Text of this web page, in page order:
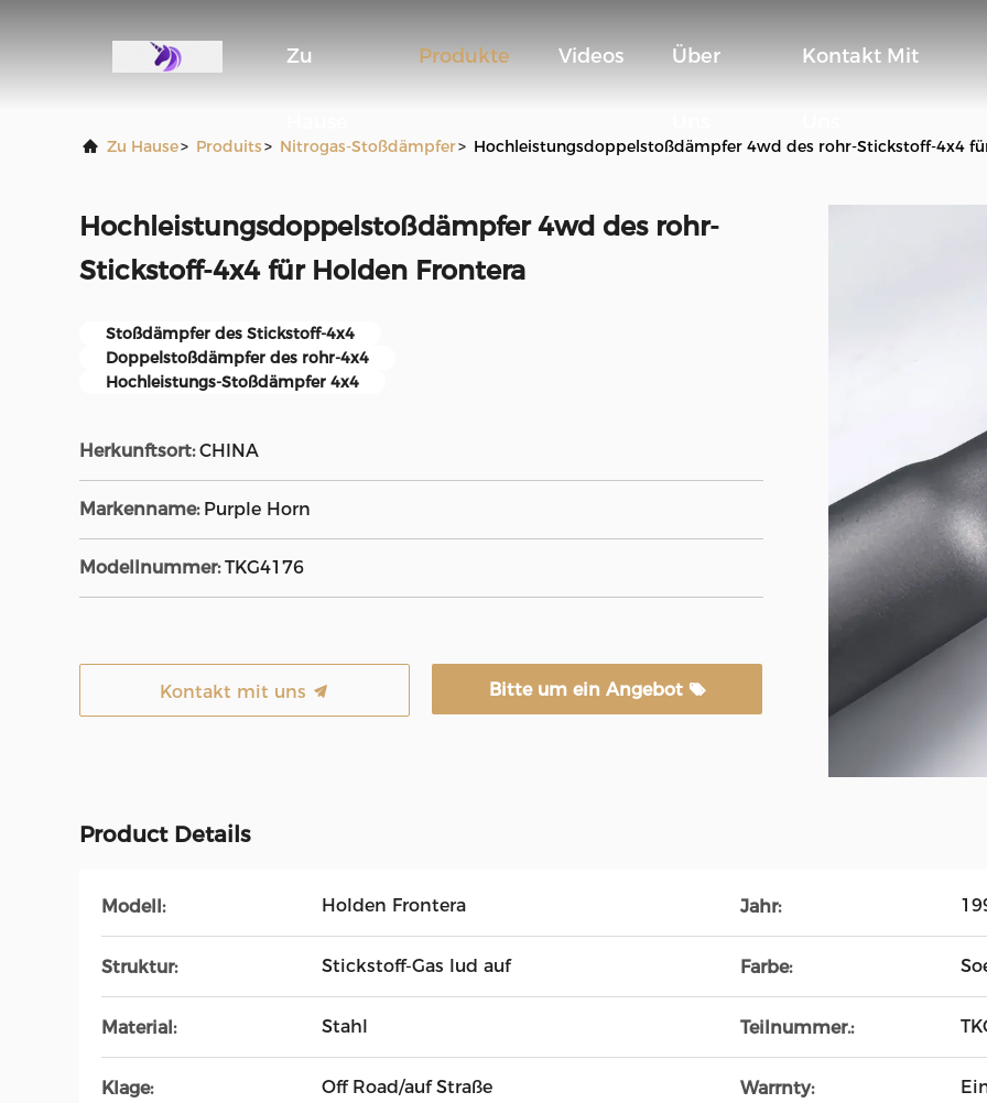
Zu Produkte Videos Über Kontakt Mit
Zu Hause> Produits> Nitrogas-Stoßdämpfer> Hochleistungsdoppelstoßdämpfer 4wd des rohr-Stickstoff-4x4
Hochleistungsdoppelstoßdämpfer 4wd des rohr-
Stickstoff-4x4 für Holden Frontera
Stoßdämpfer des Stickstoff-4x4
Doppelstoßdämpfer des rohr-4x4
Hochleistungs-Stoßdämpfer 4x4
Herkunftsort: CHINA
Markenname: Purple Horn
Modellnummer: TKG4176
Kontakt mit uns Bitte um ein Angebot
Product Details
Modell: Holden Frontera Jahr:
Struktur: Stickstoff-Gas lud auf Farbe:
Material: Stahl Teilnummer.:
Klage: Off Road/auf Straße Warrnty: